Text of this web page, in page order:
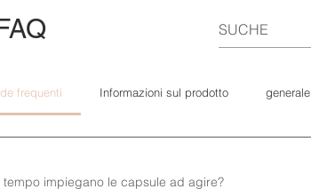
frequenti Informazioni sul prodotto generale
tempo impiegano le capsule ad agire?